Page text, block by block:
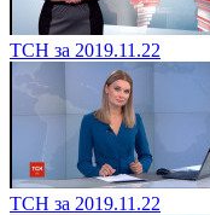
ТСН за 2019.11.22
ТСН за 2019.11.22